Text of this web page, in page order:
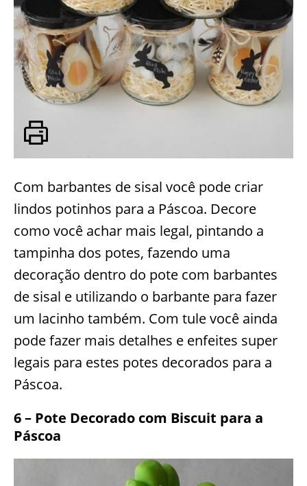
Com barbantes de sisal você pode criar
lindos potinhos para a Páscoa. Decore
como você achar mais legal, pintando a
tampinha dos potes, fazendo uma
decoração dentro do pote com barbantes
de sisal e utilizando o barbante para fazer
um lacinho também. Com tule você ainda
pode fazer mais detalhes e enfeites super
legais para estes potes decorados para a
Páscoa.
6 – Pote Decorado com Biscuit para a
Páscoa